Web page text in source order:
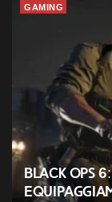
GAMING
Black Ops